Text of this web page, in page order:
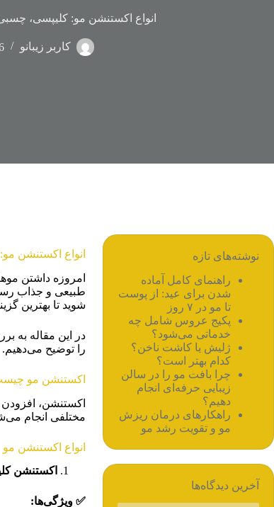
انواع اکستنشن مو: کلیپسی،
کاربر زیبانو 26
انواع اکستنشن
امروزه داشتن
طبیعی و جذاب
شوید تا بهترین
در این مقاله به
را توضیح می‌دهیم.
اکستنشن مو
اکستنشن،
مختلفی انجام
انواع اکستنشن مو
اکستنشن
✅ ویژگی‌ها:
نوشته‌های تازه
راهنمای کامل آماده
شدن برای عید: از پوست
تا مو در ۷ روز
پکیج عروس شامل چه
خدماتی می‌شود؟
ژلیش یا کاشت ناخن؟
کدام بهتر است؟
چرا بافت مو را در سالن
زیبایی حرفه‌ای انجام
دهیم؟
راهکارهای درمان ریزش
مو و تقویت رشد مو
آخرین دیدگاه‌ها